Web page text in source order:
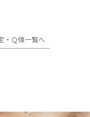
・Ｑ値一覧へ